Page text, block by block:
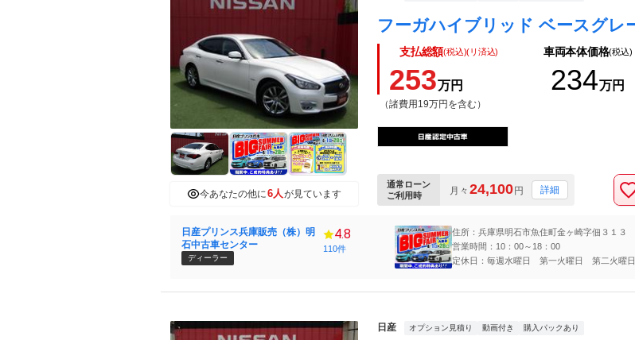
今あなたの他に6人 が見ています
支払総額(税込)(リ済込)
253万円
（諸費用19万円を含む）
車両本体価格(税込)
234万円
通常ローン
ご利用時
月々 24,100 円 詳細
日産プリンス兵庫販売（株）明
石中古車センター
ディーラー
4.8
110件
住所：兵庫県明石市魚住町金ヶ崎字佃３１３
営業時間：10：00～18：00
定休日：毎週水曜日 第一火曜日 第二火曜日
日産 オプション見積り 動画付き 購入パックあり